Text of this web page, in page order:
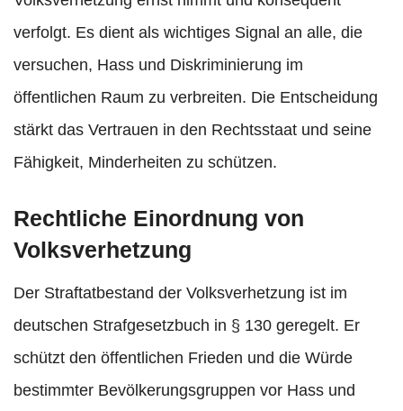
verfolgt. Es dient als wichtiges Signal an alle, die
versuchen, Hass und Diskriminierung im
öffentlichen Raum zu verbreiten. Die Entscheidung
stärkt das Vertrauen in den Rechtsstaat und seine
Fähigkeit, Minderheiten zu schützen.
Rechtliche Einordnung von
Volksverhetzung
Der Straftatbestand der Volksverhetzung ist im
deutschen Strafgesetzbuch in § 130 geregelt. Er
schützt den öffentlichen Frieden und die Würde
bestimmter Bevölkerungsgruppen vor Hass und